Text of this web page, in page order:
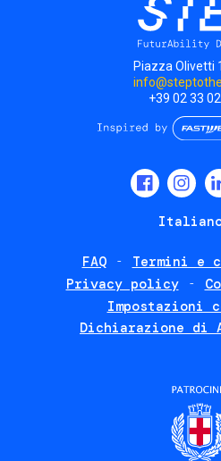
Piazza Olivetti
+39 02 33
FAQ
Termini e
Privacy policy
Impostazioni
Dichiarazione di